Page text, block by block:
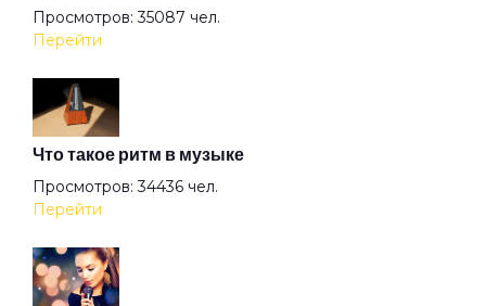
Корабли
Купи мне шарик
Любовь прекрасна
Просмотров: 35087 чел.
Перейти
Что такое ритм в музыке
Просмотров: 34436 чел.
Перейти